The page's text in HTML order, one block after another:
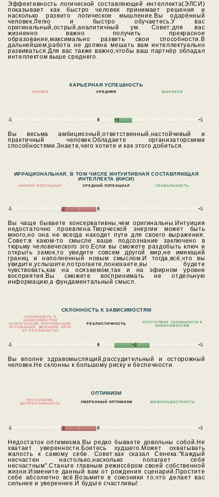
Эффективность логической составляющей интеллекта(ЭЛСИ)
показывает как быстро человек принимает решения и
насколько развито логическое мышление.Вы одарённый
человек.Легко и быстро обучаетесь.У вас
оригинальный,острый,аналитичный ум. Совет:для вас
жизненно важно получить прекрасное
образование,максимально развить свои способности.В
дальнейшем,работа не должна мешать вам интеллектуально
развиваться.Для вас также важно,чтобы ваш партнёр обладал
интеллектом выше среднего.
КАРЬЕРНАЯ УСПЕШНОСТЬ
НИЗКАЯ СРЕДНЯЯ ВЫСОКАЯ
-5 0 +1 +5
Вы весьма амбициозный,ответственный,настойчивый и
практичный человек.Обладаете организаторскими
способностями.Знаете,чего хотите и как этого добиться.
ИРРАЦИОНАЛЬНАЯ, В ТОМ ЧИСЛЕ ИНТУИТИВНАЯ СОСТАВЛЯЮЩАЯ
ИНТЕЛЛЕКТА (ИИСИ)
НИЗКИЙ ПОТЕНЦИАЛ СРЕДНИЙ ПОТЕНЦИАЛ ГЕНИАЛЬНОСТЬ
-5 -2 0 +5
Вы чаще бываете консервативны,чем оригинальны.Интуиция
недостаточно проявлена.Творческой энергии может быть
много,но она не всегда находит пути для своего выражения.
Совет:в каком-то смысле ваше подсознание заключено в
тюрьму человеческого эго.Если вы сможете раздобыть ключ и
открыть замок,то увидите совсем другой мир,не имеющий
границ и наполненный новым смыслом.И тогда,всё,что вы
увидите,услышите,потрогаете,понюхаете,вы будете
чувствовать,как на осязаемом,так и на эфирном уровне
восприятия.Вы сможете воспринимать не отдельную
информацию,а фундаментальный смысл.
СКЛОННОСТЬ К ЗАВИСИМОСТЯМ
СКЛОННОСТЬ К
ЗАВИСИМОСТЯМ
(АЛКОГОЛИЗМ, НАРКОМАНИЯ,
ИГРОМАНИЯ, ЖЕЛАНИЕ УЙТИ
ОТ РЕАЛЬНОСТИ)
РЕАЛИСТИЧНОСТЬ
ОТСУТСТВИЕ СКЛОННОСТИ К
ЗАВИСИМОСТЯМ
-5 0 +2 +5
Вы вполне здравомыслящий,рассудительный и осторожный
человек.Не склонны к большому риску и беспечности.
ОПТИМИЗМ
ПЕССИМИЗМ,
ДЕПРЕССИВНОСТЬ
УМЕРЕННЫЙ ОПТИМИЗМ ЖИЗНЕРАДОСТНОСТЬ
-5 -2 0 +5
Недостаток оптимизма.Вы редко бываете довольны собой.Не
хватает уверенности.Боитесь худшего.Может охватывать
жалость к самому себе. Совет:как сказал Сенека:"Каждый
несчастен настолько,насколько полагает себя
несчастным".Станьте главным режиссёром своей собственной
жизни.Измените данный вам от рождения сценарий.Простите
себе абсолютно всё.Возьмите в союзники то,что делает вас
сильнее и увереннее.И будьте счастливы!